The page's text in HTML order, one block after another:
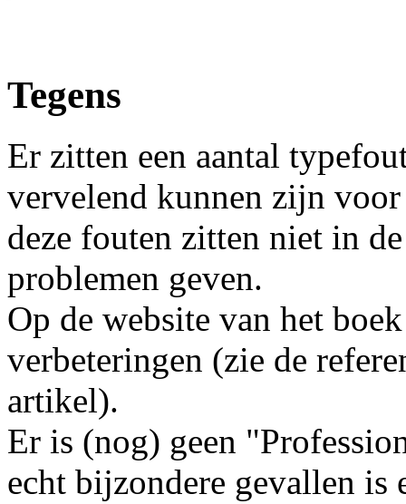
Tegens
Er zitten een aantal
vervelend kunnen zijn
deze fouten zitten niet in
problemen geven.
Op de website van het
verbeteringen (zie de
artikel).
Er is (nog) geen
echt bijzondere gevallen is